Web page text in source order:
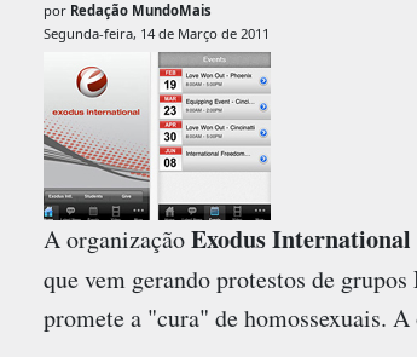
por Redação MundoMais
Segunda-feira, 14 de Março de 2011
A organizaçãoExodus International
que vem gerando protestos de grupos
promete a "cura" de homossexuais.